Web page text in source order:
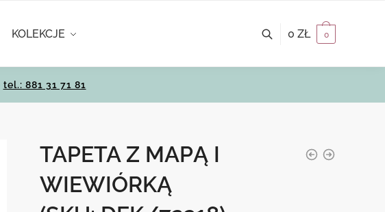
KOLEKCJE 0 ZŁ 0
tel.: 881 31 71 81
TAPETA Z MAPĄ I
WIEWIÓRKĄ